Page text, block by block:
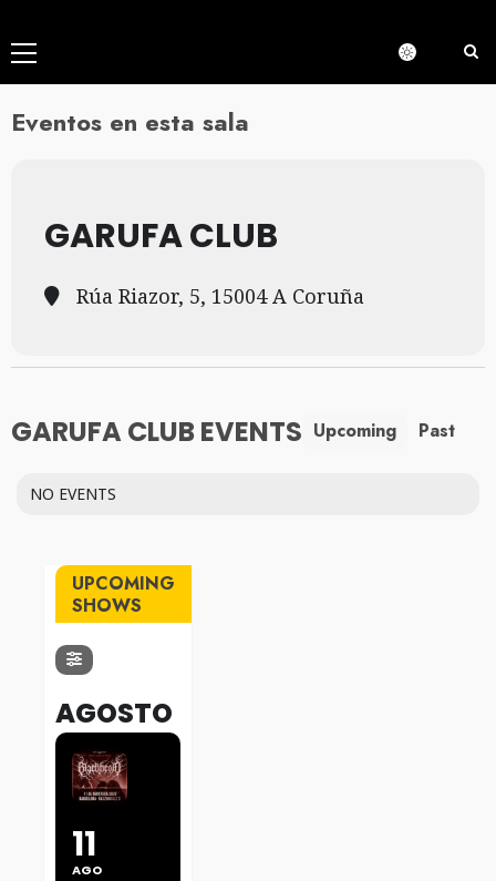
Menú
principal
Eventos en esta sala
GARUFA CLUB
Rúa Riazor, 5, 15004 A Coruña
GARUFA CLUB EVENTS Upcoming Past
NO EVENTS
UPCOMING
SHOWS
AGOSTO
11
AGO